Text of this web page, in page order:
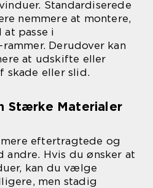
Standardiserede
nemmere at montere,
passe i
Derudover kan
at udskifte eller
skade eller slid.
Stærke Materialer
eftertragtede og
andre. Hvis du ønsker at
kan du vælge
men stadig